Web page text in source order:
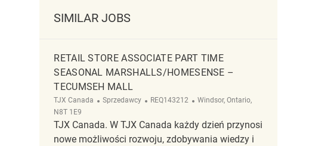
SIMILAR JOBS
RETAIL STORE ASSOCIATE PART TIME
SEASONAL MARSHALLS/HOMESENSE –
TECUMSEH MALL
TJX Canada Kategoria
Sprzedawcy ReqId
REQ143212 Lokalizacja
Windsor, Ontario,
N8T 1E9
TJX Canada. W TJX Canada każdy dzień przynosi
nowe możliwości rozwoju, zdobywania wiedzy i